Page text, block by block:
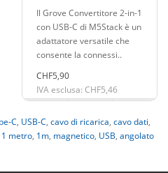
Il Grove Convertitore 2-in-1
con USB-C di M5Stack è un
adattatore versatile che
consente la connessi..
CHF5,90
IVA esclusa: CHF5,46
C, USB-C, cavo di ricarica, cavo dati,
1 metro, 1m, magnetico, USB, angolato